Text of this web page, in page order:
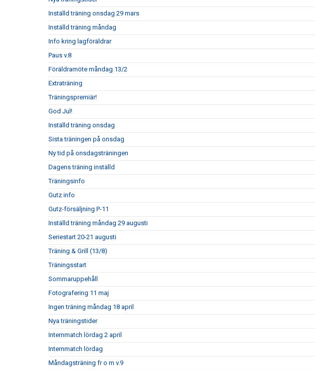
Inställd träning onsdag 29 mars
Inställd träning måndag
Info kring lagföräldrar
Paus v.8
Föräldramöte måndag 13/2
Extraträning
Träningspremiär!
God Jul!
Inställd träning onsdag
Sista träningen på onsdag
Ny tid på onsdagsträningen
Dagens träning inställd
Träningsinfo
Gutz info
Gutz-försäljning P-11
Inställd träning måndag 29 augusti
Seriestart 20-21 augusti
Träning & Grill (13/8)
Träningsstart
Sommaruppehåll
Fotografering 11 maj
Ingen träning måndag 18 april
Nya träningstider
Internmatch lördag 2 april
Internmatch lördag
Måndagsträning fr o m v.9